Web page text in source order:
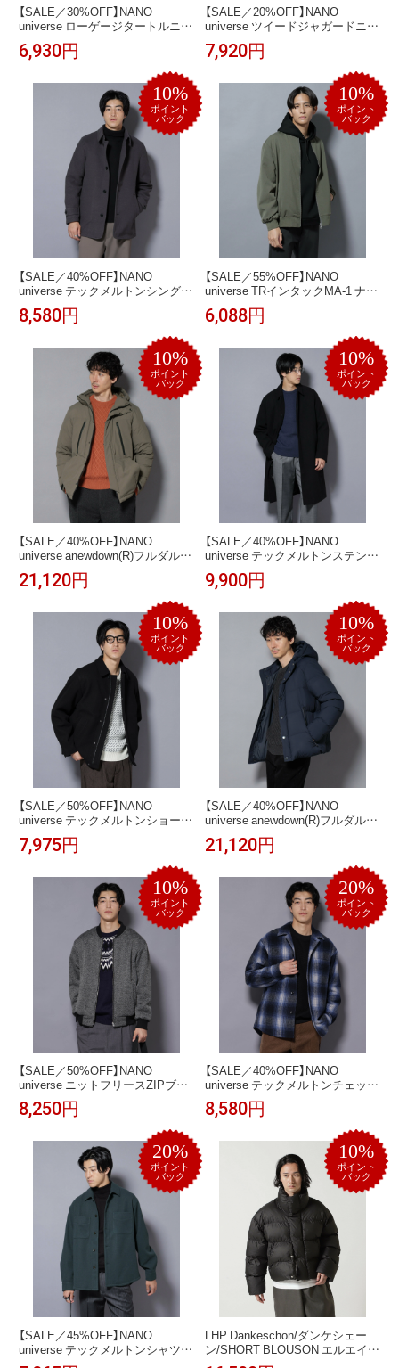
【SALE／30%OFF】NANO
universe ローゲージタートルニッ
ト ナノユニバース トップス ニッ
ト グレー ブラック ホワイト【送
6,930円
【SALE／20%OFF】NANO
universe ツイードジャガードニッ
ト ナノユニバース トップス ニッ
ト ブラウン ブラック ベージュ
7,920円
10%
ポイント
バック
【SALE／40%OFF】NANO
universe テックメルトンシングル
コート ナノユニバース ジャケッ
ト・アウター その他のジャケッ
ト・アウター ブラック グレー ネ
イビー【送料無料】
8,580円
10%
ポイント
バック
【SALE／55%OFF】NANO
universe TRインタックMA-1 ナノ
ユニバース ジャケット・アウタ
ー ブルゾン・ジャンパー グレー
ブラック カーキグリーン【送料無
料】
6,088円
10%
ポイント
バック
【SALE／40%OFF】NANO
universe anewdown(R)フルダルマ
ウンテンパーカー撥水ダウン ナ
ノユニバース ジャケット・アウ
ター ダウンジャケット・ダウン
ベスト ブラウン ブラック グレー
21,120円
10%
ポイント
バック
【SALE／40%OFF】NANO
universe テックメルトンステンカ
ラーコート ナノユニバース ジャ
ケット・アウター その他のジャ
ケット・アウター ブラック ネイ
ビー グレー【送料無料】
9,900円
10%
ポイント
バック
【SALE／50%OFF】NANO
universe テックメルトンショート
ブルゾン ナノユニバース ジャケ
ット・アウター ブルゾン・ジャ
ンパー ブルー ブラック グレー
【送料無料】
7,975円
10%
ポイント
バック
【SALE／40%OFF】NANO
universe anewdown(R)フルダルス
テッチフーデット撥水ダウン ナ
ノユニバース ジャケット・アウ
ター ダウンジャケット・ダウン
ベスト ネイビー ブラック ベージ
21,120円
10%
ポイント
バック
【SALE／50%OFF】NANO
universe ニットフリースZIPブル
ゾン(セットアップ可) ナノユニバ
ース ジャケット・アウター ブル
ゾン・ジャンパー グレー ブラッ
ク【送料無料】
8,250円
20%
ポイント
バック
【SALE／40%OFF】NANO
universe テックメルトンチェック
シャツブルゾン ナノユニバース
ジャケット・アウター ブルゾ
ン・ジャンパー ネイビー ブラウ
ン【送料無料】
8,580円
20%
ポイント
バック
【SALE／45%OFF】NANO
universe テックメルトンシャツブ
ルゾン ナノユニバース ジャケッ
10%
ポイント
バック
LHP Dankeschon/ダンケシェー
ン/SHORT BLOUSON エルエイチ
ピー ジャケット・アウター ブル